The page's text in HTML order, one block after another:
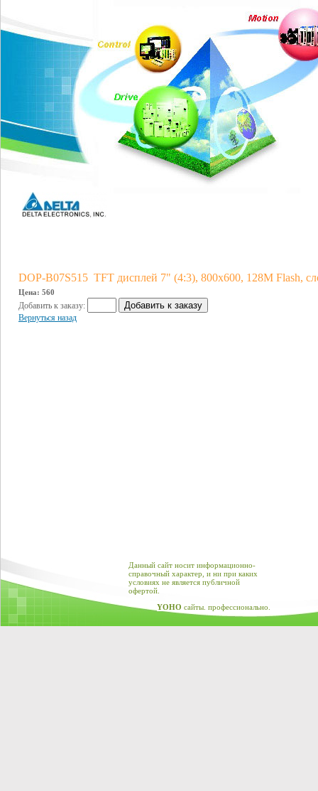
DOP-B07S515 TFT дисплей 7" (4:3), 800х600, 128M Flash,
Цена: 560
Добавить к заказу:
Вернуться назад
Данный сайт носит информационно-
справочный характер, и ни при каких
условиях не является публичной
офертой.
YOHO сайты. профессионально.